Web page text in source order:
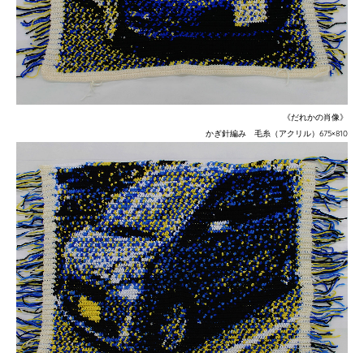
《だれかの肖像》
かぎ針編み 毛糸（アクリル） 675×810